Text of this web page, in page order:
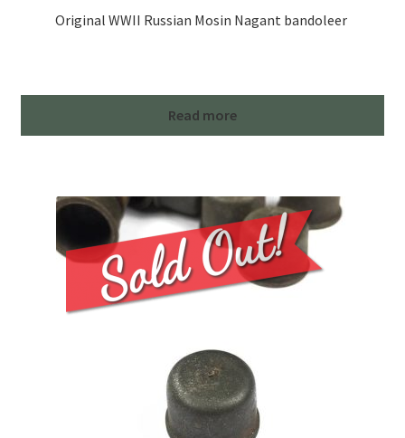
Original WWII Russian Mosin Nagant bandoleer
Read more